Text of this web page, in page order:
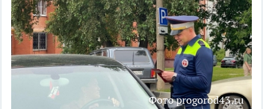
Фото progorod43.ru